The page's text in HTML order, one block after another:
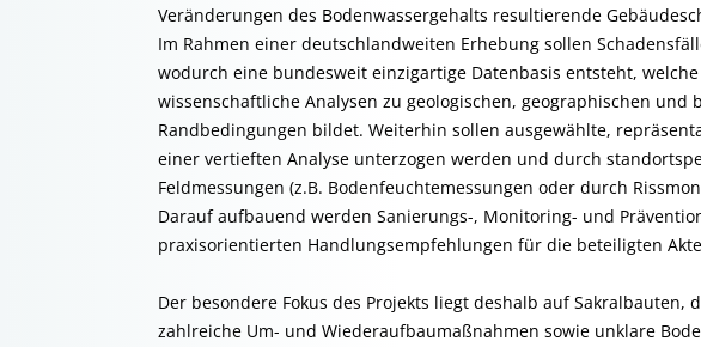
Veränderungen des Bodenwassergehalts resultierende
Im Rahmen einer deutschlandweiten Erhebung sollen
wodurch eine bundesweit einzigartige Datenbasis entsteht,
wissenschaftliche Analysen zu geologischen, geographischen und
Randbedingungen bildet. Weiterhin sollen ausgewählte,
einer vertieften Analyse unterzogen werden und durch
Feldmessungen (z.B. Bodenfeuchtemessungen oder durch
Darauf aufbauend werden Sanierungs-, Monitoring- und
praxisorientierten Handlungsempfehlungen für die beteiligten
Der besondere Fokus des Projekts liegt deshalb auf Sakralbauten,
zahlreiche Um- und Wiederaufbaumaßnahmen sowie unklare